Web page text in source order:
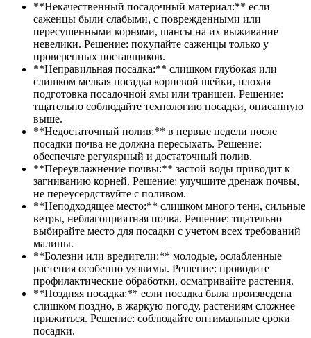
**Некачественный посадочный материал:** если
саженцы были слабыми, с поврежденными или
пересушенными корнями, шансы на их выживание
невелики. Решение: покупайте саженцы только у
проверенных поставщиков.
**Неправильная посадка:** слишком глубокая или
слишком мелкая посадка корневой шейки, плохая
подготовка посадочной ямы или траншеи. Решение:
тщательно соблюдайте технологию посадки, описанную
выше.
**Недостаточный полив:** в первые недели после
посадки почва не должна пересыхать. Решение:
обеспечьте регулярный и достаточный полив.
**Переувлажнение почвы:** застой воды приводит к
загниванию корней. Решение: улучшите дренаж почвы,
не переусердствуйте с поливом.
**Неподходящее место:** слишком много тени, сильные
ветры, неблагоприятная почва. Решение: тщательно
выбирайте место для посадки с учетом всех требований
малины.
**Болезни или вредители:** молодые, ослабленные
растения особенно уязвимы. Решение: проводите
профилактические обработки, осматривайте растения.
**Поздняя посадка:** если посадка была произведена
слишком поздно, в жаркую погоду, растениям сложнее
прижиться. Решение: соблюдайте оптимальные сроки
посадки.